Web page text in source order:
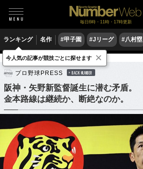
毎日6時・11時・17時更新
ランキング 名作 #甲子園 #Jリーグ #八村塁
野球 プロ野球
プロ野球PRESS BACK NUMBER
阪神・矢野新監督誕生に潜む矛盾。
金本路線は継続か、断絶なのか。
今人気の記事が競技ごとに探せます ×